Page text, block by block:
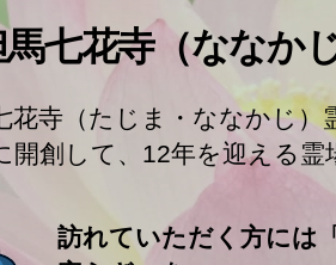
七花寺（ななか
花寺（たじま・ななかじ）
開創して、12年を迎える霊
訪れていただく方には